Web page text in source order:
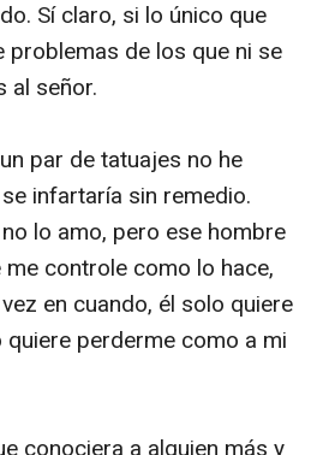
Sí claro, si lo único que
problemas de los que ni se
al señor.
par de tatuajes no he
infartaría sin remedio.
lo amo, pero ese hombre
controle como lo hace,
en cuando, él solo quiere
perderme como a mi
conociera a alguien más y